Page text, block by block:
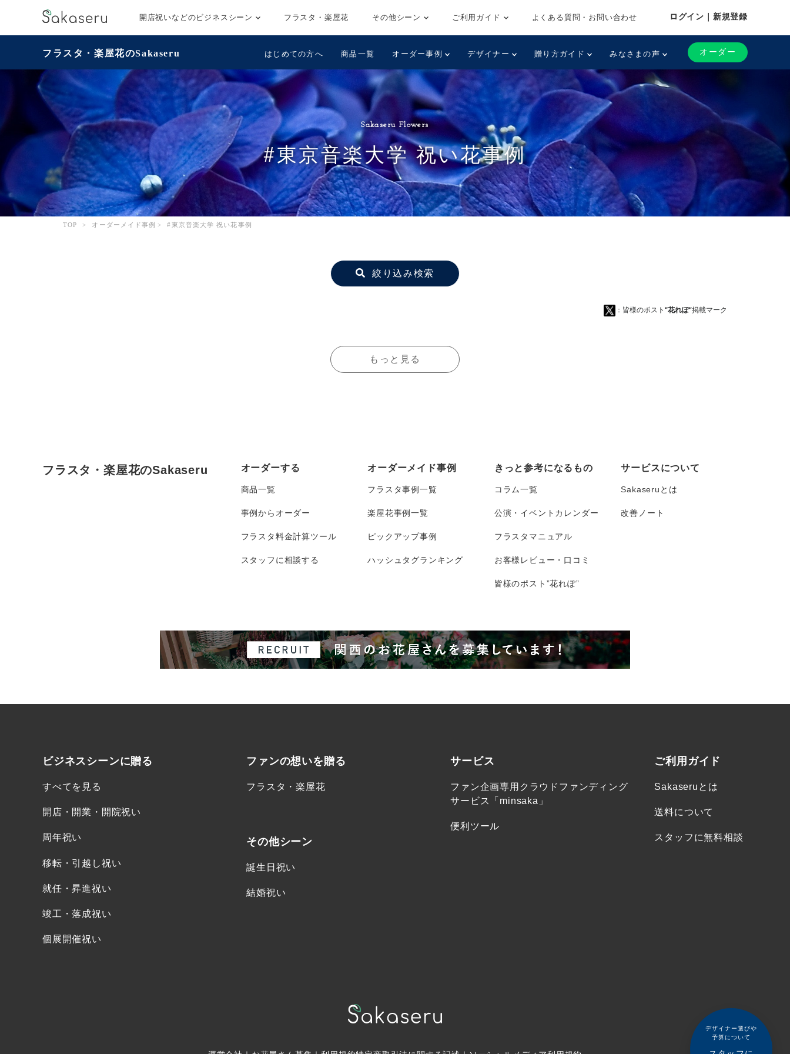
開店祝いなどのビジネスシーン フラスタ・楽屋花 その他シーン ご利用ガイド よくある質問・お問い合わせ ログイン｜新規登録
フラスタ・楽屋花のSakaseru はじめての方へ 商品一覧 オーダー事例 デザイナー 贈り方ガイド みなさまの声 オーダー
デザイナー選びや
予算について
Sakaseru Flowers
#東京音楽大学 祝い花事例
TOP > オーダーメイド事例 > #東京音楽大学 祝い花事例
絞り込み検索
：皆様のポスト “花れぽ”掲載マーク
もっと見る
フラスタ・楽屋花のSakaseru オーダーする
商品一覧
事例からオーダー
フラスタ料金計算ツール
スタッフに相談する
オーダーメイド事例
フラスタ事例一覧
楽屋花事例一覧
ピックアップ事例
ハッシュタグランキング
きっと参考になるもの
コラム一覧
公演・イベントカレンダー
フラスタマニュアル
お客様レビュー・口コミ
皆様のポスト”花れぽ”
サービスについて
Sakaseruとは
改善ノート
ビジネスシーンに贈る
すべてを見る
開店・開業・開院祝い
周年祝い
移転・引越し祝い
就任・昇進祝い
竣工・落成祝い
個展開催祝い
ファンの想いを贈る
フラスタ・楽屋花
その他シーン
誕生日祝い
結婚祝い
サービス
ファン企画専用クラウドファンディング
サービス「minsaka」
便利ツール
ご利用ガイド
Sakaseruとは
送料について
スタッフに無料相談